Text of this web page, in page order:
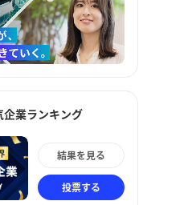
業ランキング
結果を見る
投票する